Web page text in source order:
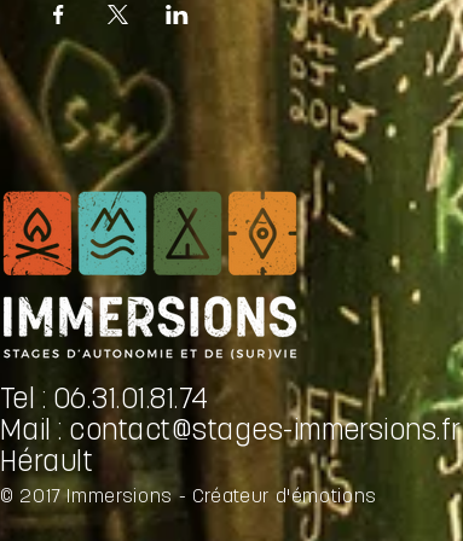
Tel : 06.31.01.81.74
Mail : contact@stages-immersions.fr
Hérault
© 2017 Immersions - Créateur d'émotions